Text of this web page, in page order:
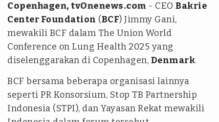
Copenhagen, tvOnenews.com - CEO Bakrie
Center Foundation (BCF) Jimmy Gani,
mewakili BCF dalam The Union World
Conference on Lung Health 2025 yang
diselenggarakan di Copenhagen, Denmark.
BCF bersama beberapa organisasi lainnya
seperti PR Konsorsium, Stop TB Partnership
Indonesia (STPI), dan Yayasan Rekat mewakili